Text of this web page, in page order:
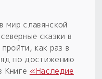
мир славянской
сказки в
как раз в
по достижению
Книге «Наследие